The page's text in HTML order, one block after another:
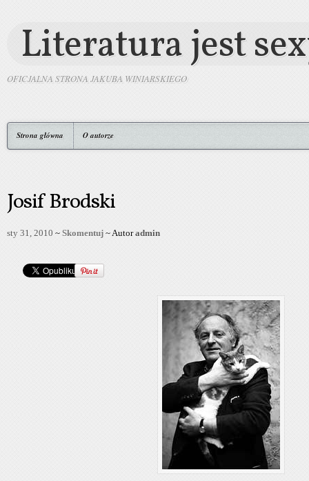
Literatura jest
OFICJALNA STRONA JAKUBA WINIARSKIEGO
Strona główna O autorze
Josif Brodski
sty 31, 2010 ~ Skomentuj ~ Autoradmin